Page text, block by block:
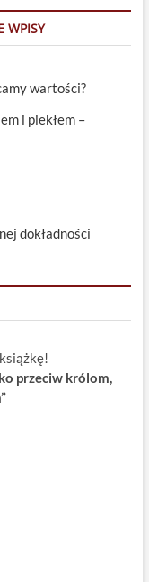
WPISY
wartości?
i piekłem –
dokładności
przeciw królom,